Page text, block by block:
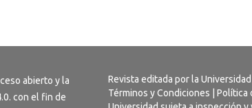
abierto y la
. con el fin de
Revista editada por la
Términos y Condiciones | Política